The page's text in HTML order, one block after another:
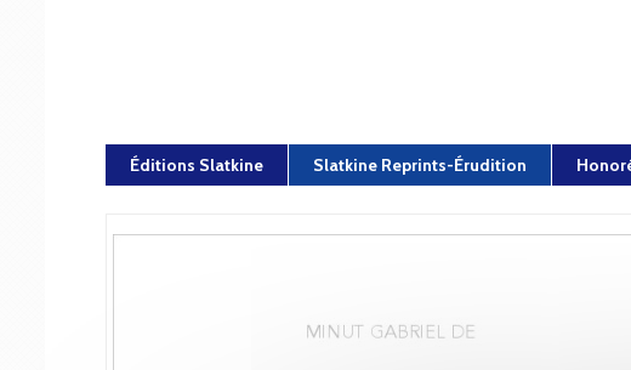
Éditions Slatkine Slatkine Reprints-Érudition